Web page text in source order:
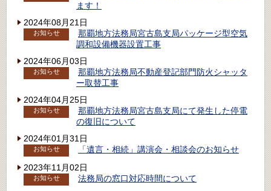
ます！
2024年08月21日
お知らせ
那覇地方法務局宮古島支局パッケージ型空気
調和設備機器設置工事
2024年06月03日
お知らせ
那覇地方法務局不動産登記部門防火シャッタ
ー取替工事
2024年04月25日
お知らせ
那覇地方法務局宮古島支局にて発生した停電
の復旧について
2024年01月31日
お知らせ
「遺言・相続」講演会・相談会のお知らせ
2023年11月02日
お知らせ
法務局の窓口対応時間について